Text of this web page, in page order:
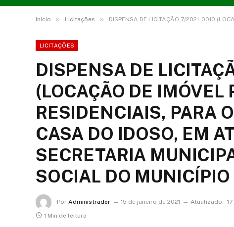
Início » Licitações » DISPENSA DE LICITAÇÃO 7/2021-0010 (LOCAÇÃO DE
LICITAÇÕES
DISPENSA DE
(LOCAÇÃO DE IMÓVEL
RESIDENCIAIS, PARA
CASA DO IDOSO, EM
SECRETARIA
SOCIAL DO
Por Administrador 15 de janeiro de 2021 Atualizado:
1 Min de leitura